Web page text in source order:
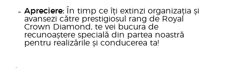
Apreciere: În timp ce îți extinzi organizația și
avansezi către prestigiosul rang de Royal
Crown Diamond, te vei bucura de
recunoaștere specială din partea noastră
pentru realizările și conducerea ta!